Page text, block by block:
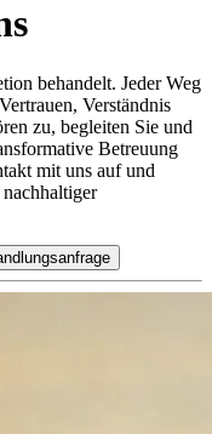
behandelt. Jeder Weg
Verständnis
zu, begleiten Sie und
Betreuung
mit uns auf und